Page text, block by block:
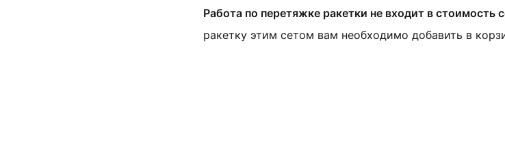
Работа по перетяжке ракетки не входит в стоимость
ракетку этим сетом вам необходимо добавить в